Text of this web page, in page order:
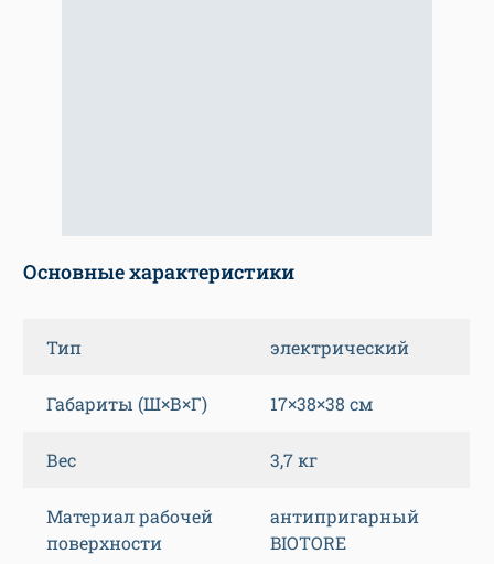
Основные характеристики
Тип электрический
Габариты (Ш×В×Г) 17×38×38 см
Вес 3,7 кг
Материал рабочей
поверхности
антипригарный
BIOTORE